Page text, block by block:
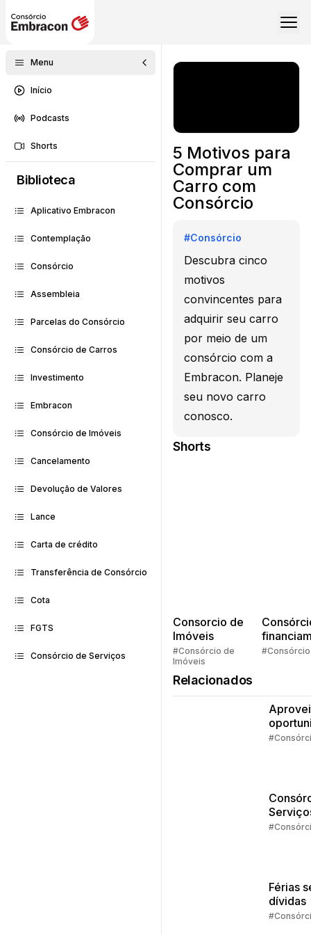
Menu
Início
Podcasts
Shorts
Biblioteca
Aplicativo Embracon
Contemplação
Consórcio
Assembleia
Parcelas do Consórcio
Consórcio de Carros
Investimento
Embracon
Consórcio de Imóveis
Cancelamento
Devolução de Valores
Lance
Carta de crédito
Transferência de Consórcio
Cota
FGTS
Consórcio de Serviços
5 Motivos para
Comprar um
Carro com
Consórcio
#Consórcio
Descubra cinco
motivos
convincentes para
adquirir seu carro
por meio de um
consórcio com a
Embracon. Planeje
seu novo carro
conosco.
Shorts
Consorcio de
Imóveis
#Consórcio de
Imóveis
Quem
#Consórcio
Relacionados
da
Férias
dívidas